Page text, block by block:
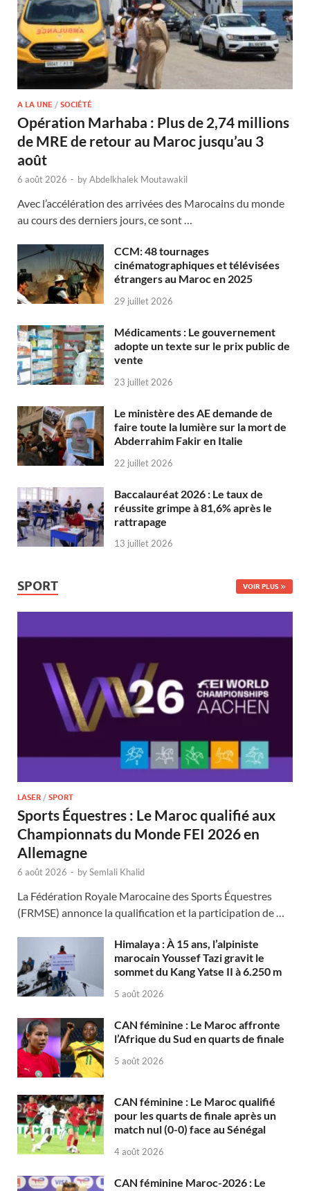
A LA UNE / SOCIÉTÉ
Opération Marhaba : Plus de 2,74 millions
de MRE de retour au Maroc jusqu’au 3
août
6 août 2026 - byAbdelkhalek Moutawakil
Avec l’accélération des arrivées des Marocains du monde
au cours des derniers jours, ce sont …
CCM: 48 tournages
cinématographiques et télévisées
étrangers au Maroc en 2025
29 juillet 2026
Médicaments : Le gouvernement
adopte un texte sur le prix public de
vente
23 juillet 2026
Le ministère des AE demande de
faire toute la lumière sur la mort de
Abderrahim Fakir en Italie
22 juillet 2026
Baccalauréat 2026 : Le taux de
réussite grimpe à 81,6% après le
rattrapage
13 juillet 2026
SPORT VOIR PLUS
LASER / SPORT
Sports Équestres : Le Maroc qualifié aux
Championnats du Monde FEI 2026 en
Allemagne
6 août 2026 - bySemlali Khalid
La Fédération Royale Marocaine des Sports Équestres
(FRMSE) annonce la qualification et la participation de …
Himalaya : À 15 ans, l’alpiniste
marocain Youssef Tazi gravit le
sommet du Kang Yatse II à 6.250 m
5 août 2026
CAN féminine : Le Maroc affronte
l’Afrique du Sud en quarts de finale
5 août 2026
CAN féminine : Le Maroc qualifié
pour les quarts de finale après un
match nul (0-0) face au Sénégal
4 août 2026
CAN féminine Maroc-2026 : Le